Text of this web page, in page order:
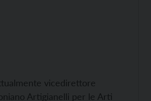
vicedirettore
Artigianelli per le Arti